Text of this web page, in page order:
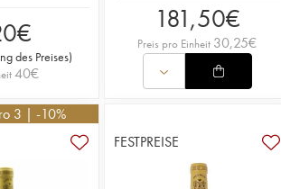
€
des Preises)
40€
181,50€
Preis pro Einheit 30,25€
3 | -10%
FESTPREISE